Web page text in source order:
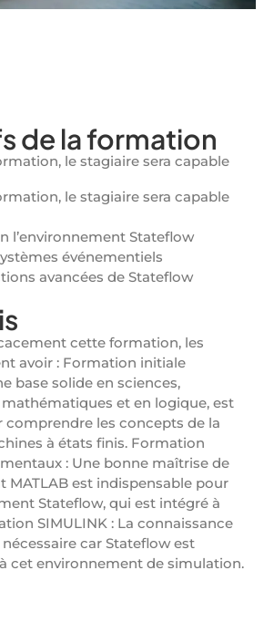
de la formation
le stagiaire sera capable
le stagiaire sera capable
l’environnement Stateflow
événementiels
avancées de Stateflow
cette formation, les
avoir : Formation initiale
base solide en sciences,
et en logique, est
comprendre les concepts de la
à états finis. Formation
: Une bonne maîtrise de
MATLAB est indispensable pour
Stateflow, qui est intégré à
SIMULINK : La connaissance
car Stateflow est
cet environnement de simulation.